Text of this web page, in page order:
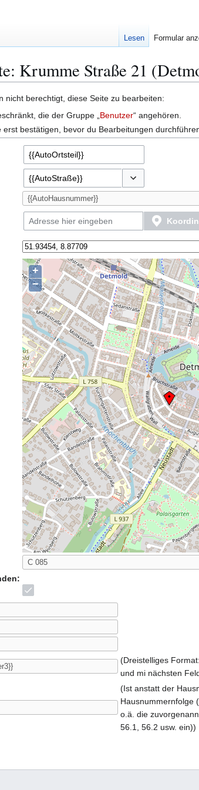
Krumme Straße 21
nicht berechtigt, diese Seite zu bearbeiten:
die der Gruppe „Benutzer“ angehören.
erst bestätigen, bevor du Bearbeitungen
Optionen
+
−
(Dreistelliges
und mi nächsten
(Ist anstatt der
Hausnummernfolge
o.ä. die
56.1, 56.2 usw. ein))
Lesen Formular